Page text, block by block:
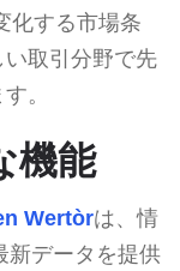
化する市場条
取引分野で先
。
機能
Wertòrは、情
新データを提供